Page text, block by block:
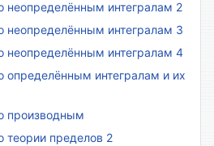
неопределённым интегралам 2
неопределённым интегралам 3
неопределённым интегралам 4
определённым интегралам и их
производным
теории пределов 2